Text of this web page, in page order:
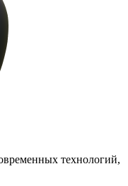
технологий,